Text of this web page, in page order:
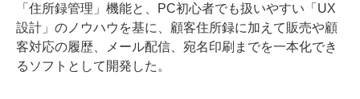
「住所録管理」機能と、PC初心者でも扱いやすい「UX
設計」のノウハウを基に、顧客住所録に加えて販売や顧
客対応の履歴、メール配信、宛名印刷までを一本化でき
るソフトとして開発した。